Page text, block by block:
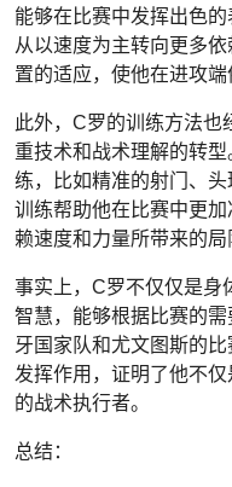
能够在比赛中发挥出色
从以速度为主转向更多
置的适应，使他在进攻端
此外，C罗的训练方法也
重技术和战术理解的转型
练，比如精准的射门、
训练帮助他在比赛中更
赖速度和力量所带来的局
事实上，C罗不仅仅是身
智慧，能够根据比赛的
牙国家队和尤文图斯的
发挥作用，证明了他不
的战术执行者。
总结：